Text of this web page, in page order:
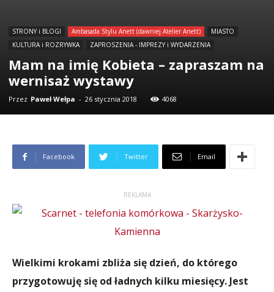
STRONY i BLOGI Ambasada Stylu Anett (dawniej Atelier Anett)
MIASTO
KULTURA i ROZRYWKA
ZAPROSZENIA - IMPREZY i WYDARZENIA
Mam na imię Kobieta – zapraszam na
wernisaż wystawy
Przez Paweł Wełpa - 26 stycznia 2018 4068
Facebook Twitter Email
REKLAMA
Wielkimi krokami zbliża się dzień, do którego
przygotowuję się od ładnych kilku miesięcy. Jest